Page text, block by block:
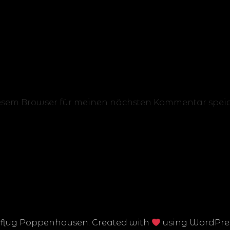
Browser für meinen nächsten Kommentar
Poppenhausen. Created with using